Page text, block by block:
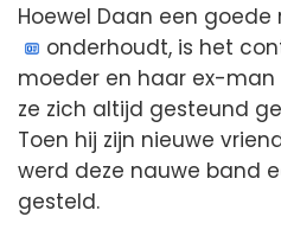
Hoewel Daan een
onderhoudt, is het
moeder en haar ex-
ze zich altijd gesteund
Toen hij zijn nieuwe
werd deze nauwe band
gesteld.